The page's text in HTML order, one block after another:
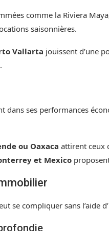
comme la Riviera
saisonnières.
Vallarta jouissent d’une
dans ses performances
ou Oaxaca attirent ceux
et Mexico
se compliquer sans l’aide